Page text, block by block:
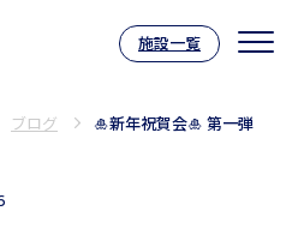
ーム サニーステー
施設一覧
ブログ 🎍新年祝賀会🎍 第一弾